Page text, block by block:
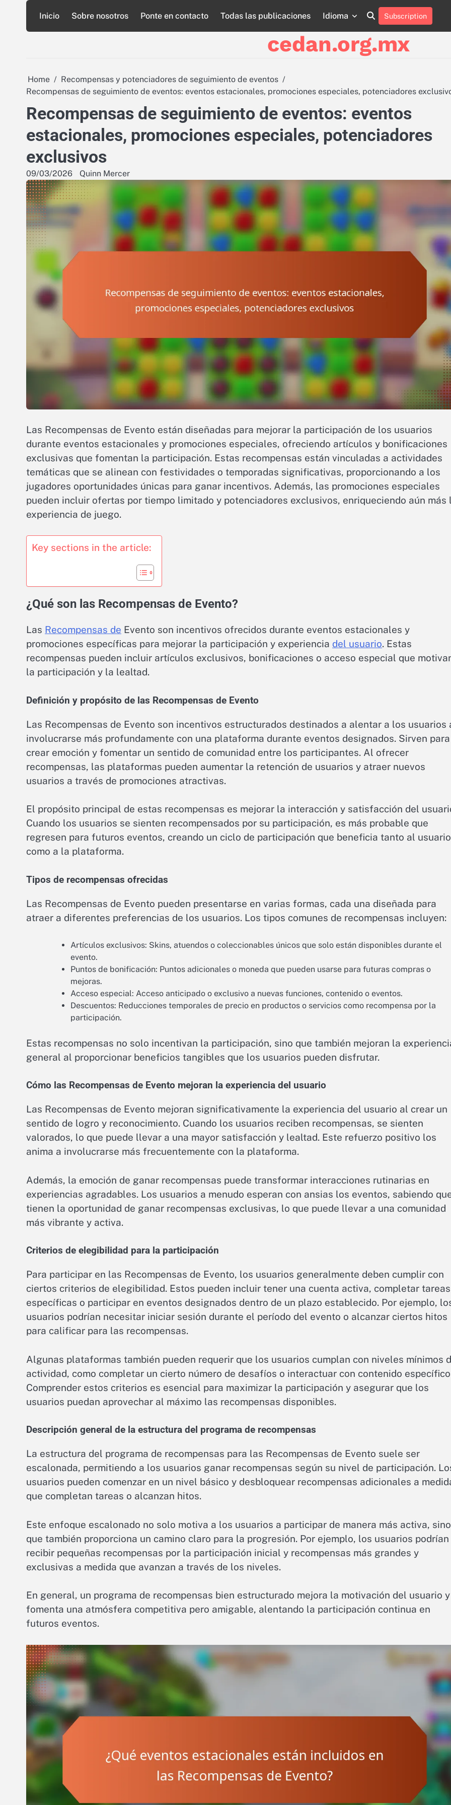
content
Inicio Sobre nosotros Ponte en contacto Todas las publicaciones Idioma
About
Us
Contact
Us
Cookie
Policy
Privacy
Policy
Sitemap
Terms
and
Conditions
Subscription
cedan.org.mx
Home
Recompensas y potenciadores de seguimiento de eventos
Recompensas de seguimiento de eventos: eventos estacionales, promociones especiales, potenciadores
Recompensas de seguimiento de eventos: eventos
estacionales, promociones especiales, potenciadores
exclusivos
09/03/2026 Quinn Mercer
Las Recompensas de Evento están diseñadas para mejorar la participación de los usuarios
durante eventos estacionales y promociones especiales, ofreciendo artículos y bonificaciones
exclusivas que fomentan la participación. Estas recompensas están vinculadas a actividades
temáticas que se alinean con festividades o temporadas significativas, proporcionando a los
jugadores oportunidades únicas para ganar incentivos. Además, las promociones especiales
pueden incluir ofertas por tiempo limitado y potenciadores exclusivos, enriqueciendo aún más
experiencia de juego.
Key sections in the article:
¿Qué son las Recompensas de Evento?
Las Recompensas de Evento son incentivos ofrecidos durante eventos estacionales y
promociones específicas para mejorar la participación y experiencia del usuario. Estas
recompensas pueden incluir artículos exclusivos, bonificaciones o acceso especial que
la participación y la lealtad.
Definición y propósito de las Recompensas de Evento
Las Recompensas de Evento son incentivos estructurados destinados a alentar a los usuarios
involucrarse más profundamente con una plataforma durante eventos designados. Sirven para
crear emoción y fomentar un sentido de comunidad entre los participantes. Al ofrecer
recompensas, las plataformas pueden aumentar la retención de usuarios y atraer nuevos
usuarios a través de promociones atractivas.
El propósito principal de estas recompensas es mejorar la interacción y satisfacción del
Cuando los usuarios se sienten recompensados por su participación, es más probable que
regresen para futuros eventos, creando un ciclo de participación que beneficia tanto al usuario
como a la plataforma.
Tipos de recompensas ofrecidas
Las Recompensas de Evento pueden presentarse en varias formas, cada una diseñada para
atraer a diferentes preferencias de los usuarios. Los tipos comunes de recompensas incluyen:
Artículos exclusivos: Skins, atuendos o coleccionables únicos que solo están disponibles durante el
evento.
Puntos de bonificación: Puntos adicionales o moneda que pueden usarse para futuras compras o
mejoras.
Acceso especial: Acceso anticipado o exclusivo a nuevas funciones, contenido o eventos.
Descuentos: Reducciones temporales de precio en productos o servicios como recompensa por la
participación.
Estas recompensas no solo incentivan la participación, sino que también mejoran la
general al proporcionar beneficios tangibles que los usuarios pueden disfrutar.
Cómo las Recompensas de Evento mejoran la experiencia del usuario
Las Recompensas de Evento mejoran significativamente la experiencia del usuario al crear un
sentido de logro y reconocimiento. Cuando los usuarios reciben recompensas, se sienten
valorados, lo que puede llevar a una mayor satisfacción y lealtad. Este refuerzo positivo los
anima a involucrarse más frecuentemente con la plataforma.
Además, la emoción de ganar recompensas puede transformar interacciones rutinarias en
experiencias agradables. Los usuarios a menudo esperan con ansias los eventos, sabiendo
tienen la oportunidad de ganar recompensas exclusivas, lo que puede llevar a una comunidad
más vibrante y activa.
Criterios de elegibilidad para la participación
Para participar en las Recompensas de Evento, los usuarios generalmente deben cumplir con
ciertos criterios de elegibilidad. Estos pueden incluir tener una cuenta activa, completar tareas
específicas o participar en eventos designados dentro de un plazo establecido. Por ejemplo,
usuarios podrían necesitar iniciar sesión durante el período del evento o alcanzar ciertos hitos
para calificar para las recompensas.
Algunas plataformas también pueden requerir que los usuarios cumplan con niveles mínimos
actividad, como completar un cierto número de desafíos o interactuar con contenido
Comprender estos criterios es esencial para maximizar la participación y asegurar que los
usuarios puedan aprovechar al máximo las recompensas disponibles.
Descripción general de la estructura del programa de recompensas
La estructura del programa de recompensas para las Recompensas de Evento suele ser
escalonada, permitiendo a los usuarios ganar recompensas según su nivel de participación.
usuarios pueden comenzar en un nivel básico y desbloquear recompensas adicionales a
que completan tareas o alcanzan hitos.
Este enfoque escalonado no solo motiva a los usuarios a participar de manera más activa, sino
que también proporciona un camino claro para la progresión. Por ejemplo, los usuarios podrían
recibir pequeñas recompensas por la participación inicial y recompensas más grandes y
exclusivas a medida que avanzan a través de los niveles.
En general, un programa de recompensas bien estructurado mejora la motivación del usuario y
fomenta una atmósfera competitiva pero amigable, alentando la participación continua en
futuros eventos.